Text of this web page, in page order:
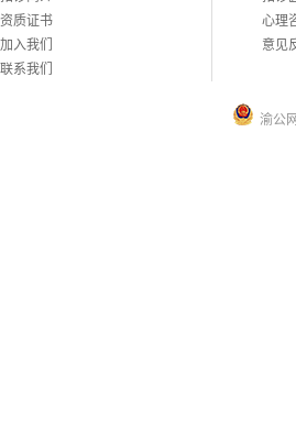
资质证书
加入我们
联系我们
心理
意见
渝公